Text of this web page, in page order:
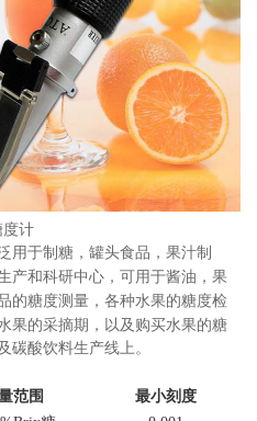
度计
用于制糖 ， 罐头食品 ， 果汁制
产和科研中心 ， 可用于酱油 ， 果
的糖度测量，各种水果的糖度检
果的采摘期，以及购买水果的糖
碳酸饮料生产线上。
范围
最小刻度